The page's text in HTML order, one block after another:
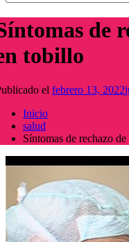
de
tobillo
el febrero 13, 2022
Inicio
salud
Síntomas de rechazo